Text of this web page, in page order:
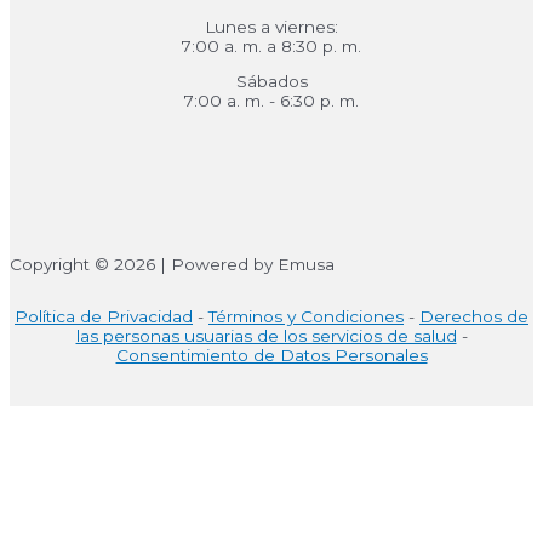
Lunes a viernes:
7:00 a. m. a 8:30 p. m.
Sábados
7:00 a. m. - 6:30 p. m.
Copyright © 2026 | Powered by Emusa
Política de Privacidad -Términos y Condiciones - Derechos de
las personas usuarias de los servicios de salud -
Consentimiento de Datos Personales